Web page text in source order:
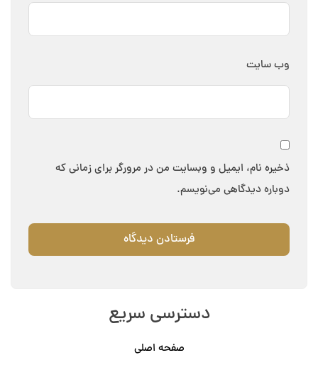
وب‌ سایت
ذخیره نام، ایمیل و وبسایت من در مرورگر برای زمانی که
دوباره دیدگاهی می‌نویسم.
دسترسی سریع
صفحه اصلی